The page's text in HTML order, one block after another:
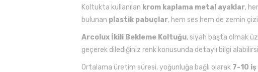
Koltukta kullanılan krom kaplama metal ayaklar,
bulunan plastik pabuçlar, hem ses hem de zemin
Arcolux İkili Bekleme Koltuğu, siyah başta olmak
geçerek dilediğiniz renk konusunda detaylı bilgi
Ortalama üretim süresi, yoğunluğa bağlı olarak 7-10